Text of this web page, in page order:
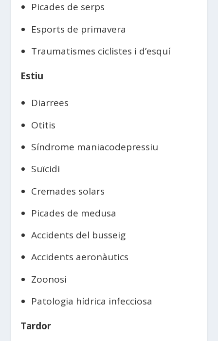
Picades de serps
Esports de primavera
Traumatismes ciclistes i d’esquí
Estiu
Diarrees
Otitis
Síndrome maniacodepressiu
Suïcidi
Cremades solars
Picades de medusa
Accidents del busseig
Accidents aeronàutics
Zoonosi
Patologia hídrica infecciosa
Tardor